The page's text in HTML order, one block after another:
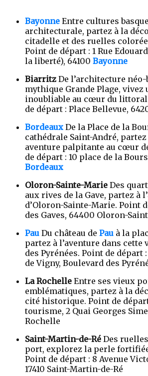
Bayonne Entre cultures
architecturale, partez à la
citadelle et des ruelles
Point de départ : 1 Rue
la liberté), 64100 Bayonne
Biarritz De l’architecture néo-
mythique Grande Plage, vivez
inoubliable au cœur du
de départ : Place Bellevue,
Bordeaux De la Place de la
cathédrale Saint-André,
aventure palpitante au cœur
de départ : 10 place de la
Bordeaux
Oloron-Sainte-Marie Des
aux rives de la Gave, partez à
d’Oloron-Sainte-Marie. Point
des Gaves, 64400 Oloron-
Pau Du château de Pau à la
partez à l’aventure dans
des Pyrénées. Point de départ
de Vigny, Boulevard des
La Rochelle Entre ses vieux
emblématiques, partez à la
cité historique. Point de
tourisme, 2 Quai Georges
Rochelle
Saint-Martin-de-Ré Des
port, explorez la perle
Point de départ : 8 Avenue
17410 Saint-Martin-de-Ré